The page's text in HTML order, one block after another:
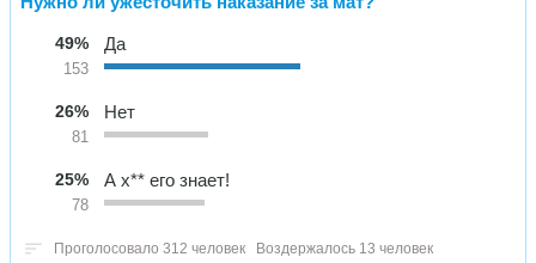
49%
153
Да
26%
81
Нет
25%
78
А х** его знает!
Проголосовало 312 человек Воздержалось 13 человек